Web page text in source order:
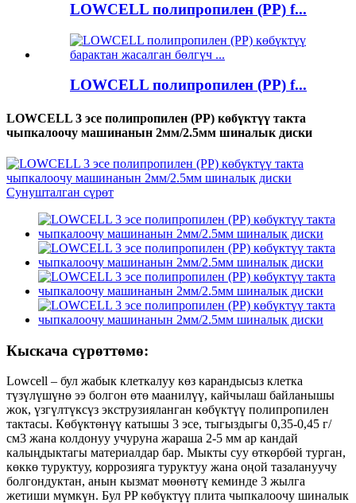
LOWCELL полипропилен (PP) f...
LOWCELL полипропилен (PP) f...
LOWCELL 3 эсе полипропилен (PP) көбүктүү такта
чыпкалоочу машинанын 2мм/2.5мм шиналык диски
Кыскача сүрөттөмө:
Lowcell – бул жабык клеткалуу көз карандысыз клетка
түзүлүшүнө ээ болгон өтө маанилүү, кайчылаш байланышы
жок, үзгүлтүксүз экструзияланган көбүктүү полипропилен
тактасы. Көбүктөнүү катышы 3 эсе, тыгыздыгы 0,35-0,45 г/
см3 жана колдонуу учуруна жараша 2-5 мм ар кандай
калыңдыктагы материалдар бар. Мыкты суу өткөрбөй турган,
көккө туруктуу, коррозияга туруктуу жана оңой тазалануучу
болгондуктан, анын кызмат мөөнөтү кеминде 3 жылга
жетиши мүмкүн. Бул PP көбүктүү плита чыпкалоочу шиналык